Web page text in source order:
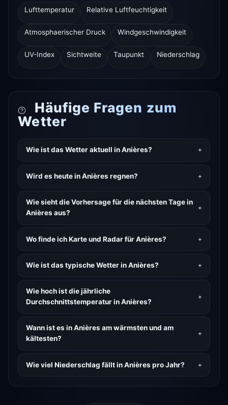
Lufttemperatur Relative Luftfeuchtigkeit
Atmosphaerischer Druck Windgeschwindigkeit
UV-Index Sichtweite Taupunkt Niederschlag
Häufige Fragen zum
Wetter
Wie ist das Wetter aktuell in Anières?
Wird es heute in Anières regnen?
Wie sieht die Vorhersage für die nächsten Tage in
Anières aus?
Wo finde ich Karte und Radar für Anières?
Wie ist das typische Wetter in Anières?
Wie hoch ist die jährliche
Durchschnittstemperatur in Anières?
Wann ist es in Anières am wärmsten und am
kältesten?
Wie viel Niederschlag fällt in Anières pro Jahr?